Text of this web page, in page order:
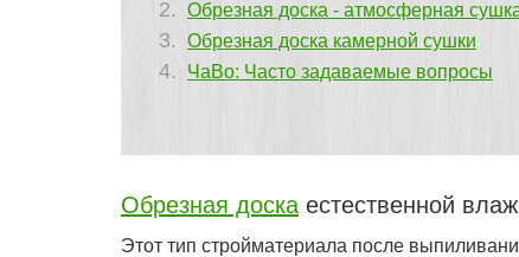
Обрезная доска - атмосферная
Обрезная доска камерной сушки
ЧаВо: Часто задаваемые вопросы
Обрезная доска естественной
Этот тип стройматериала после